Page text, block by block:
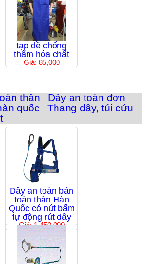
tạp dề chống
thấm hóa chất
Giá: 85,000
thân
Dây an toàn đơn
quốc
Thang dây, túi cứu
Dây an toàn bán
toàn thân Hàn
Quốc có nút bấm
tự động rút dây
Giá: 1,450,000